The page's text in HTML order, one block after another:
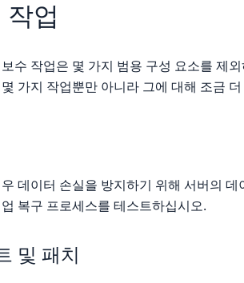
업
수 작업은 몇 가지 범용 구성 요소를 제
가지 작업뿐만 아니라 그에 대해 조금
데이터 손실을 방지하기 위해 서버의
복구 프로세스를 테스트하십시오.
및 패치